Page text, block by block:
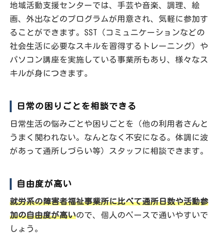
地域活動支援センターでは、手芸や音楽、調理、絵
画、外出などのプログラムが用意され、気軽に参加す
ることができます。SST（コミュニケーションなどの
社会生活に必要なスキルを習得するトレーニング）や
パソコン講座を実施している事業所もあり、様々なス
キルが身につきます。
日常の困りごとを相談できる
日常生活の悩みごとや困りごとを（他の利用者さんと
うまく関われない。なんとなく不安になる。体調に波
があって通所しづらい等）スタッフに相談できます。
自由度が高い
就労系の障害者福祉事業所に比べて通所日数や活動参
加の自由度が高いので、個人のペースで通いやすいで
しょう。